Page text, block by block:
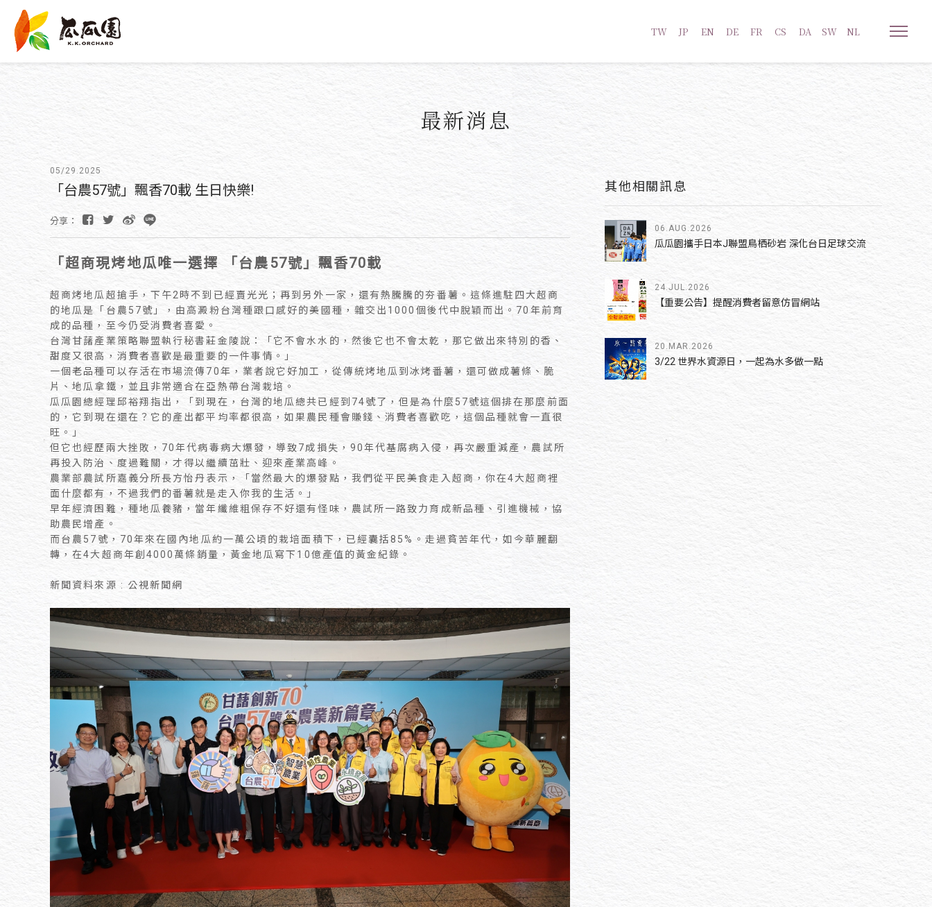
TW JP EN DE FR CS DA SW NL
最新消息
05/29.2025
「台農57號」飄香70載 生日快樂!
分享：
「超商現烤地瓜唯一選擇 「台農57號」飄香70載
超商烤地瓜超搶手，下午2時不到已經賣光光；再到另外一家，還有熱騰騰的夯番薯。這條進駐四大超商
的地瓜是「台農57號」，由高澱粉台灣種跟口感好的美國種，雜交出1000個後代中脫穎而出。70年前育
成的品種，至今仍受消費者喜愛。
台灣甘藷產業策略聯盟執行秘書莊金陵說：「它不會水水的，然後它也不會太乾，那它做出來特別的香、
甜度又很高，消費者喜歡是最重要的一件事情。」
一個老品種可以存活在市場流傳70年，業者說它好加工，從傳統烤地瓜到冰烤番薯，還可做成薯條、脆
片、地瓜拿鐵，並且非常適合在亞熱帶台灣栽培。
瓜瓜園總經理邱裕翔指出，「到現在，台灣的地瓜總共已經到74號了，但是為什麼57號這個排在那麼前面
的，它到現在還在？它的產出都平均率都很高，如果農民種會賺錢、消費者喜歡吃，這個品種就會一直很
旺。」
但它也經歷兩大挫敗，70年代病毒病大爆發，導致7成損失，90年代基腐病入侵，再次嚴重減產，農試所
再投入防治、度過難關，才得以繼續茁壯、迎來產業高峰。
農業部農試所嘉義分所長方怡丹表示，「當然最大的爆發點，我們從平民美食走入超商，你在4大超商裡
面什麼都有，不過我們的番薯就是走入你我的生活。」
早年經濟困難，種地瓜養豬，當年纖維粗保存不好還有怪味，農試所一路致力育成新品種、引進機械，協
助農民增產。
而台農57號，70年來在國內地瓜約一萬公頃的栽培面積下，已經囊括85%。走過貧苦年代，如今華麗翻
轉，在4大超商年創4000萬條銷量，黃金地瓜寫下10億產值的黃金紀錄。
新聞資料來源 : 公視新聞網
其他相關訊息
06.AUG.2026
瓜瓜園攜手日本J聯盟鳥栖砂岩 深化台日足球交流
24.JUL.2026
【重要公告】提醒消費者留意仿冒網站
20.MAR.2026
3/22 世界水資源日，一起為水多做一點